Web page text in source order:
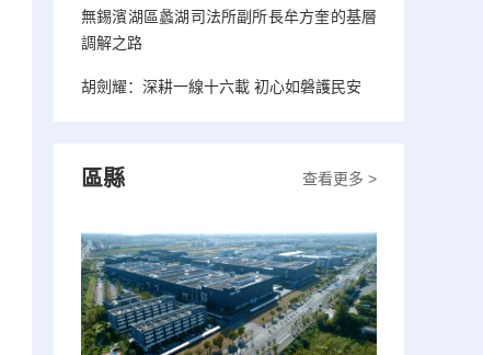
無錫濱湖區蠡湖司法所副所長牟方奎的基層
調解之路
胡劍耀：深耕一線十六載 初心如磐護民安
查看更多 >
區縣